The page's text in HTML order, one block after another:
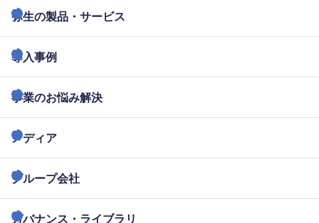
弥生の製品・サービス
導入事例
事業のお悩み解決
メディア
グループ会社
ガバナンス・ライブラリ